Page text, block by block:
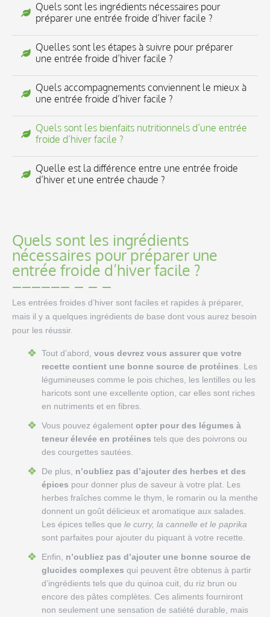
Quels sont les ingrédients nécessaires pour
préparer une entrée froide d’hiver facile ?
Quelles sont les étapes à suivre pour préparer
une entrée froide d’hiver facile ?
Quels accompagnements conviennent le mieux à
une entrée froide d’hiver facile ?
Quels sont les bienfaits nutritionnels d’une entrée
froide d’hiver facile ?
Quelle est la différence entre une entrée froide
d’hiver et une entrée chaude ?
Quels sont les ingrédients
nécessaires pour préparer une
entrée froide d’hiver facile ?
Les entrées froides d’hiver sont faciles et rapides à préparer,
mais il y a quelques ingrédients de base dont vous aurez besoin
pour les réussir.
Tout d’abord, vous devrez vous assurer que votre
recette contient une bonne source de protéines. Les
légumineuses comme le pois chiches, les lentilles ou les
haricots sont une excellente option, car elles sont riches
en nutriments et en fibres.
Vous pouvez également opter pour des légumes à
teneur élevée en protéines tels que des poivrons ou
des courgettes sautées.
De plus, n’oubliez pas d’ajouter des herbes et des
épices pour donner plus de saveur à votre plat. Les
herbes fraîches comme le thym, le romarin ou la menthe
donnent un goût délicieux et aromatique aux salades.
Les épices telles que le curry, la cannelle et le paprika
sont parfaites pour ajouter du piquant à votre recette.
Enfin, n’oubliez pas d’ajouter une bonne source de
glucides complexes qui peuvent être obtenus à partir
d’ingrédients tels que du quinoa cuit, du riz brun ou
encore des pâtes complètes. Ces aliments fourniront
non seulement une sensation de satiété durable, mais